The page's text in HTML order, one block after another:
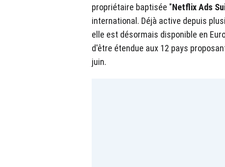
propriétaire baptisée "Netflix Ads
international. Déjà active depuis
elle est désormais disponible en
d'être étendue aux 12 pays
juin.